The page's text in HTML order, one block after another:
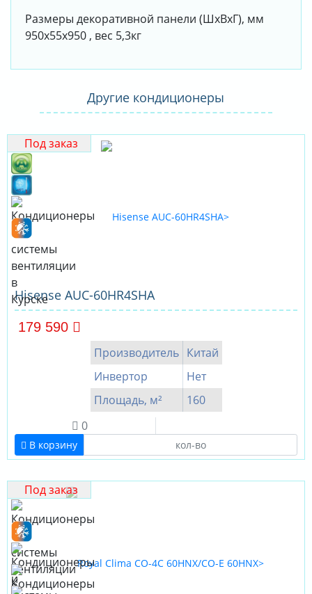
Размеры декоративной панели (ШхВхГ), мм
950x55x950 , вес 5,3кг
Другие кондиционеры
Под заказ
Hisense AUC-60HR4SHА
179 590
Производитель Китай
Инвертор
Нет
Площадь, м²
160
0
В корзину
Под заказ